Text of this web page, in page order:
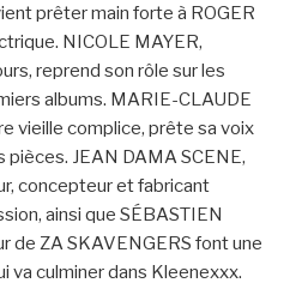
prêter main forte à ROGER
NICOLE MAYER,
reprend son rôle sur les
albums. MARIE-CLAUDE
vieille complice, prête sa voix
JEAN DAMA SCENE,
concepteur et fabricant
ainsi que SÉBASTIEN
de ZA SKAVENGERS font une
va culminer dans Kleenexxx.